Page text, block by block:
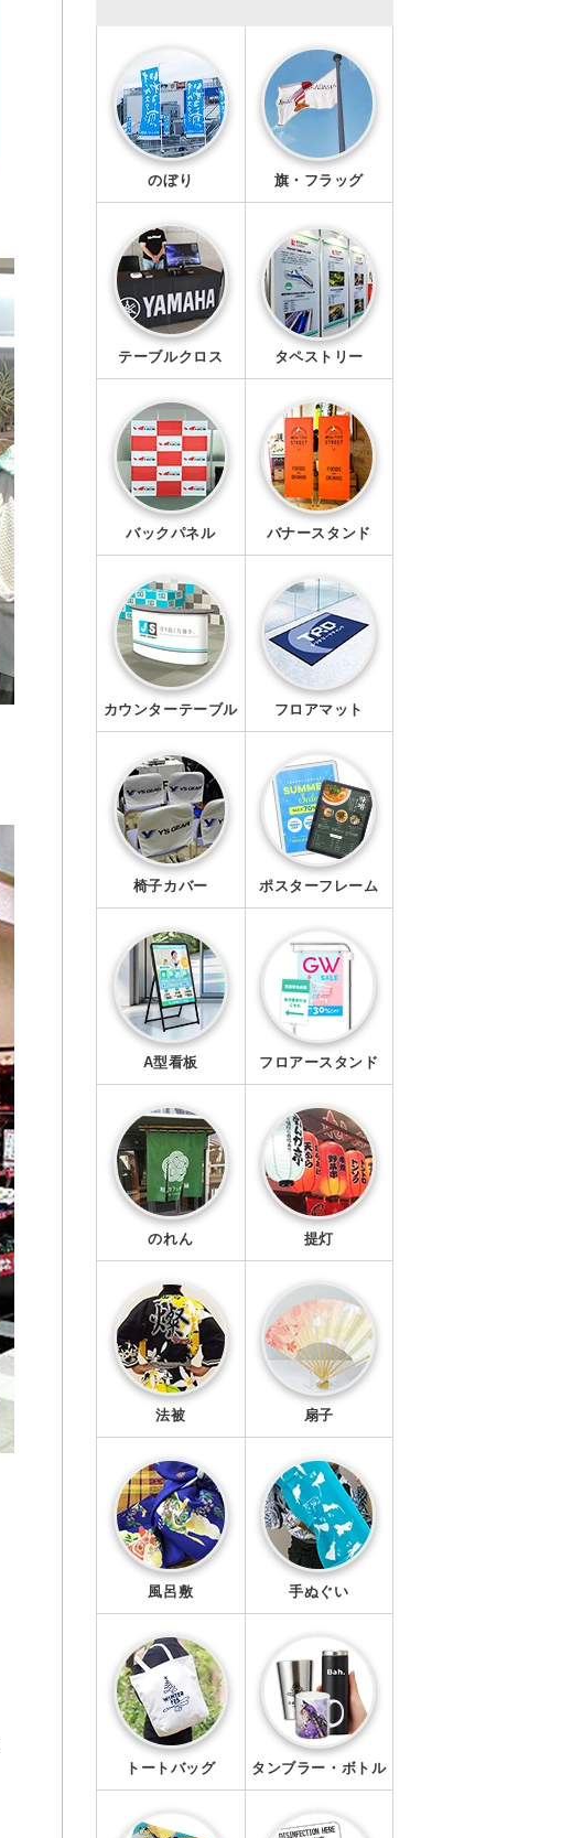
風呂敷
手ぬぐい
トートバッグ
幕・シート
タペストリー
シール・ステッカー
クリアファイル
マグネット
Ｔシャツ
ブルゾン
ワイシャツ
キャップ
エプロン
マスク
のぼり 旗・フラッグ
テーブルクロス タペストリー
バックパネル バナースタンド
カウンターテーブル フロアマット
椅子カバー ポスターフレーム
A型看板 フロアースタンド
のれん 提灯
法被 扇子
風呂敷 手ぬぐい
トートバッグ タンブラー・ボトル